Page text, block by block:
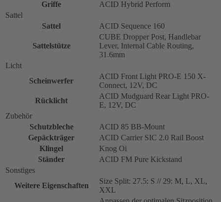
Griffe
ACID Hybrid Perform
Sattel
Sattel
ACID Sequence 160
Sattelstütze
CUBE Dropper Post, Handlebar
Lever, Internal Cable Routing,
31.6mm
Licht
Scheinwerfer
ACID Front Light PRO-E 150 X-
Connect, 12V, DC
Rücklicht
ACID Mudguard Rear Light PRO-
E, 12V, DC
Zubehör
Schutzbleche
ACID 85 BB-Mount
Gepäckträger
ACID Carrier SIC 2.0 Rail Boost
Klingel
Knog Oi
Ständer
ACID FM Pure Kickstand
Sonstiges
Weitere Eigenschaften
Size Split: 27.5: S // 29: M, L, XL,
XXL